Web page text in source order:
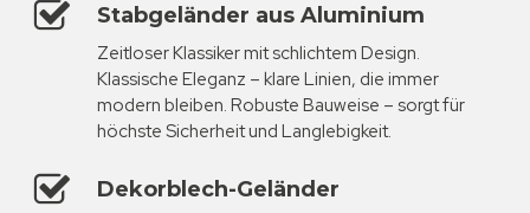
Stabgeländer aus Aluminium
Zeitloser Klassiker mit schlichtem Design.
Klassische Eleganz – klare Linien, die immer
modern bleiben. Robuste Bauweise – sorgt für
höchste Sicherheit und Langlebigkeit.
Dekorblech-Geländer